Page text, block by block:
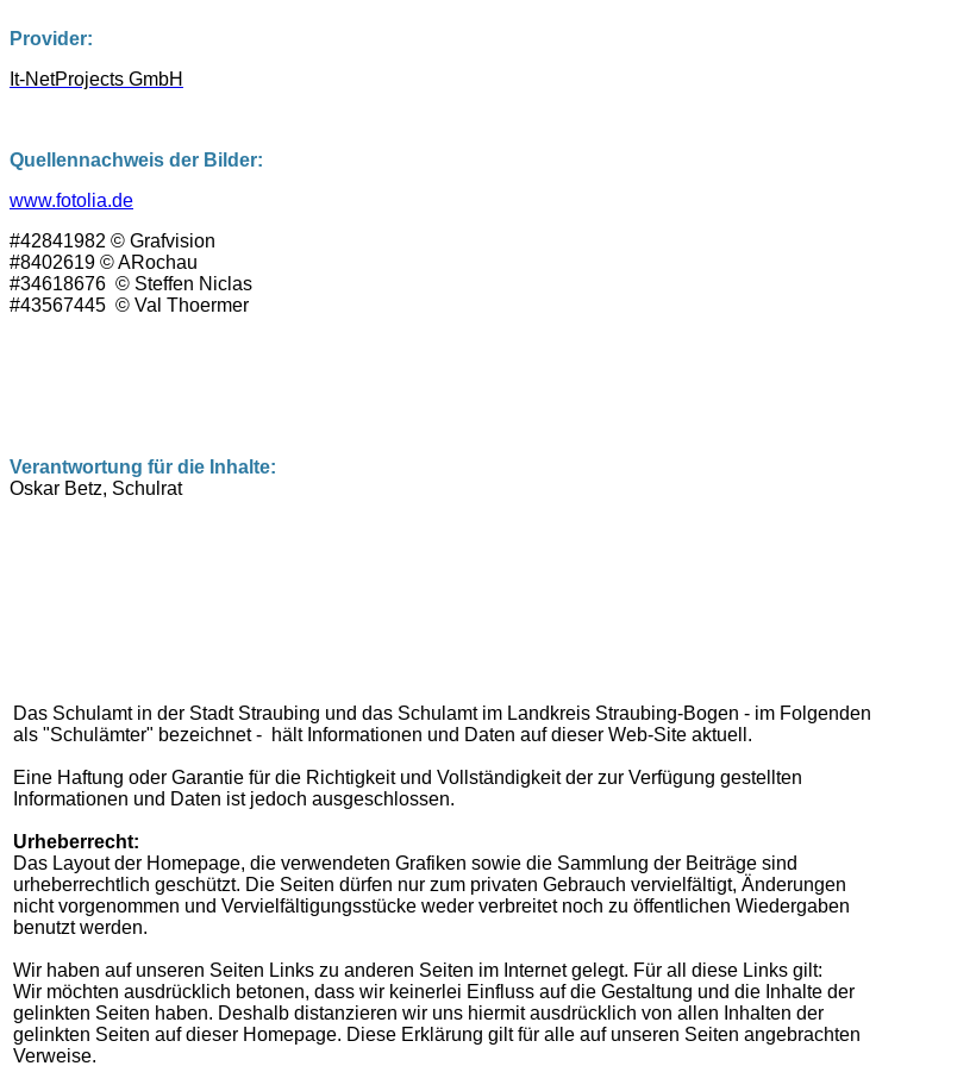
Provider:
It-NetProjects GmbH
Quellennachweis der Bilder:
www.fotolia.de
#42841982 © Grafvision
#8402619 © ARochau
#34618676 © Steffen Niclas
#43567445 © Val Thoermer
Verantwortung für die Inhalte:
Oskar Betz, Schulrat
Das Schulamt in der Stadt Straubing und das Schulamt im Landkreis Straubing-Bogen - im Folgenden
als "Schulämter" bezeichnet - hält Informationen und Daten auf dieser Web-Site aktuell.
Eine Haftung oder Garantie für die Richtigkeit und Vollständigkeit der zur Verfügung gestellten
Informationen und Daten ist jedoch ausgeschlossen.
Urheberrecht:
Das Layout der Homepage, die verwendeten Grafiken sowie die Sammlung der Beiträge sind
urheberrechtlich geschützt. Die Seiten dürfen nur zum privaten Gebrauch vervielfältigt, Änderungen
nicht vorgenommen und Vervielfältigungsstücke weder verbreitet noch zu öffentlichen Wiedergaben
benutzt werden.
Wir haben auf unseren Seiten Links zu anderen Seiten im Internet gelegt. Für all diese Links gilt:
Wir möchten ausdrücklich betonen, dass wir keinerlei Einfluss auf die Gestaltung und die Inhalte der
gelinkten Seiten haben. Deshalb distanzieren wir uns hiermit ausdrücklich von allen Inhalten der
gelinkten Seiten auf dieser Homepage. Diese Erklärung gilt für alle auf unseren Seiten angebrachten
Verweise.